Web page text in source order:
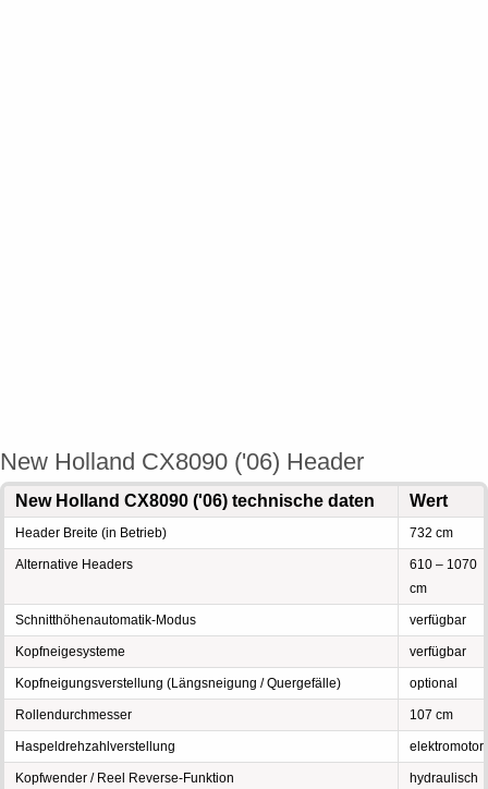
New Holland CX8090 ('06) Header
New Holland CX8090 ('06) technische daten Wert
Header Breite (in Betrieb) 732 cm
Alternative Headers
610 – 1070
cm
Schnitthöhenautomatik-Modus verfügbar
Kopfneigesysteme verfügbar
Kopfneigungsverstellung (Längsneigung / Quergefälle) optional
Rollendurchmesser 107 cm
Haspeldrehzahlverstellung elektromotor
Kopfwender / Reel Reverse-Funktion hydraulisch